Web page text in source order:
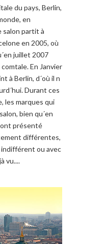
du pays, Berlin,
en
salon partit à
en 2005, où
juillet 2007
En Janvier
à Berlin, d´où il n
Durant ces
les marques qui
bien qu´en
présenté
différentes,
indifférent ou avec
vu....